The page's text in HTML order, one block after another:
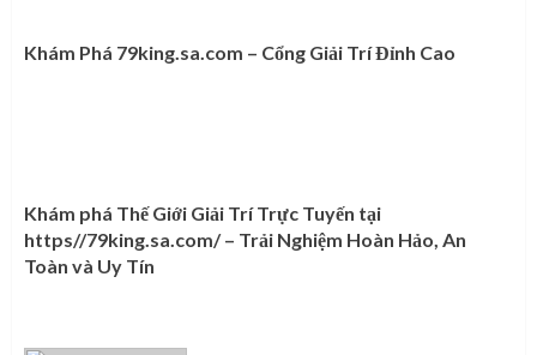
Khám Phá 79king.sa.com – Cổng Giải Trí Đỉnh Cao
Khám phá Thế Giới Giải Trí Trực Tuyến tại
https//79king.sa.com/ – Trải Nghiệm Hoàn Hảo, An
Toàn và Uy Tín